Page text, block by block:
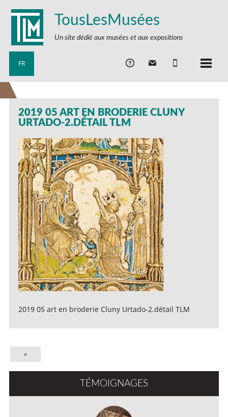
TousLesMusées
Un site dédié aux musées et aux expositions
FR
2019 05 ART EN BRODERIE CLUNY
URTADO-2.DÉTAIL TLM
2019 05 art en broderie Cluny Urtado-2.détail TLM
»
TÉMOIGNAGES